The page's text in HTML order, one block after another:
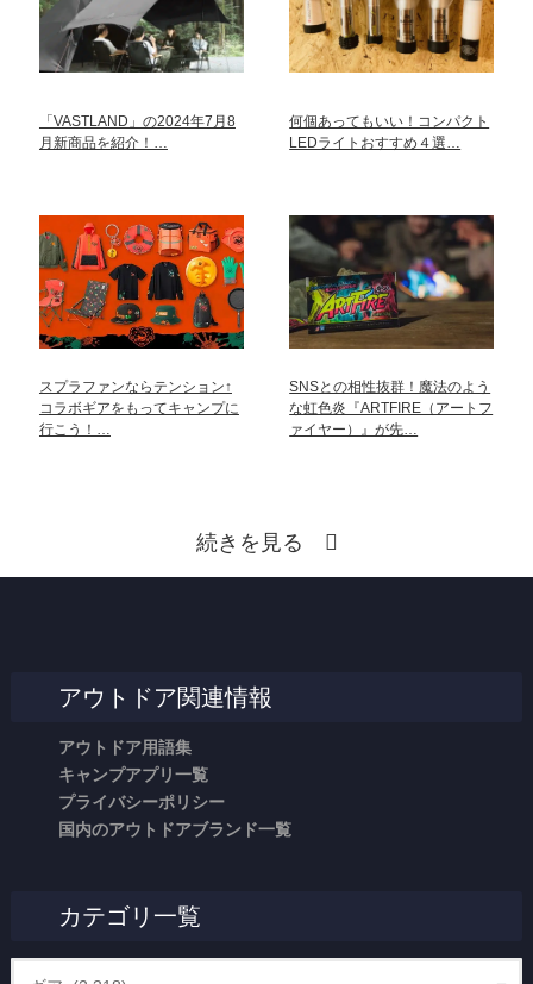
「VASTLAND」の2024年7月8
月新商品を紹介！…
何個あってもいい！コンパクト
LEDライトおすすめ４選…
スプラファンならテンション↑
コラボギアをもってキャンプに
行こう！…
SNSとの相性抜群！魔法のよう
な虹色炎『ARTFIRE（アートフ
ァイヤー）』が先…
続きを見る
アウトドア関連情報
アウトドア用語集
キャンプアプリ一覧
プライバシーポリシー
国内のアウトドアブランド一覧
カテゴリ一覧